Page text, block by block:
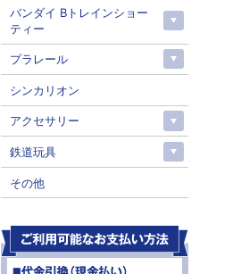
バンダイ Bトレインショー
ティー
プラレール
シンカリオン
アクセサリー
鉄道玩具
その他